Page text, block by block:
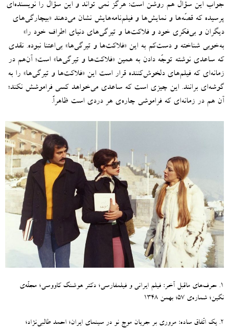
جواب این سؤال هم روشن است: هرگز نمی تواند و این سؤال را نویسنده‌ای
پرسیده که قصّه‌ها و نمایش‌ها و فیلم‌نامه‌هایش نشان می‌دهند «بیچارگی‌های
دیگران و بی‌فکری خود و فلاکت‌ها و تیرگی‌های دنیای اطراف خود را»
به‌خوبی شناخته و دست‌کم به این «فلاکت‌ها و تیرگی‌ها» بی‌اعتنا نبوده. نقدی
که ساعدی نوشته توجّه دادن به همین «فلاکت‌ها و تیرگی‌ها» است؛ آن‌هم در
زمانه‌ای که فیلم‌های دلخوش‌کننده قرار است این «فلاکت‌ها و تیرگی‌ها» را به
گوشه‌ای برانند. این چیزی است که ساعدی می‌خواهد کسی فراموشش نکند؛
آن هم در زمانه‌ای که فراموشی چاره‌ی هر دردی است ظاهراً.
۱. حرف‌های ماقبل آخر : فیلم ایرانی و فیلمفارسی؛ دکتر هوشنگ کاووسی؛ مجلّه‌ی
نگین؛ شماره‌ی ۵۷؛ بهمن ۱۳۴۸
۲.یک اتّفاق ساده: مروری بر جریان موج نو در سینمای ایران؛ احمد طالبی‌نژاد؛